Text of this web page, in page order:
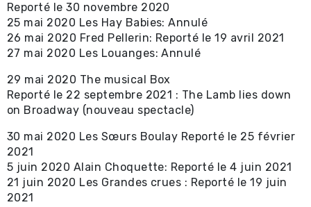
Reporté le 30 novembre 2020
25 mai 2020 Les Hay Babies: Annulé
26 mai 2020 Fred Pellerin: Reporté le 19 avril 2021
27 mai 2020 Les Louanges: Annulé
29 mai 2020 The musical Box
Reporté le 22 septembre 2021 : The Lamb lies down
on Broadway (nouveau spectacle)
30 mai 2020 Les Sœurs Boulay Reporté le 25 février
2021
5 juin 2020 Alain Choquette: Reporté le 4 juin 2021
21 juin 2020 Les Grandes crues : Reporté le 19 juin
2021